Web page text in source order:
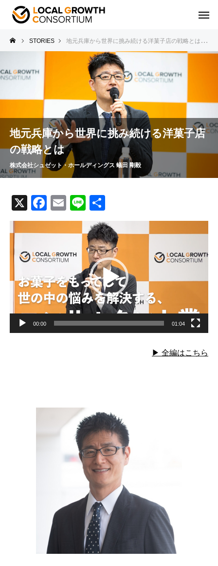
STORIES 地元兵庫から世界に挑み続ける洋菓子店の戦略とは
地元兵庫から世界に挑み続ける洋菓子店
の戦略とは
株式会社シュゼット・ホールディングス 蟻田 剛毅
X
F
a
c
e
b
o
o
k
E
m
ail
Li
e
有
画
プ
レ
ー
ヤ
00:00 01:04
▶︎ 全編はこちら